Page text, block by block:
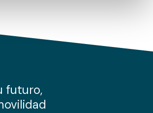
el uso que haga del sitio web con
de redes sociales, publicidad y análisis
futuro,